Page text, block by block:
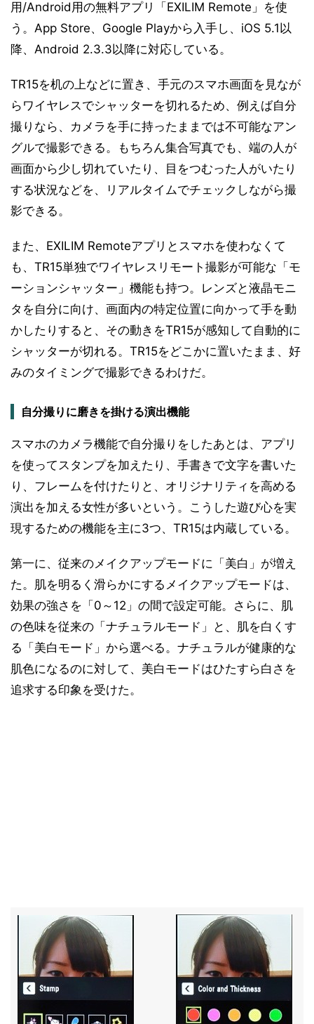
用/Android用の無料アプリ「EXILIM Remote」を使
う。App Store、Google Playから入手し、iOS 5.1以
降、Android 2.3.3以降に対応している。
TR15を机の上などに置き、手元のスマホ画面を見なが
らワイヤレスでシャッターを切れるため、例えば自分
撮りなら、カメラを手に持ったままでは不可能なアン
グルで撮影できる。もちろん集合写真でも、端の人が
画面から少し切れていたり、目をつむった人がいたり
する状況などを、リアルタイムでチェックしながら撮
影できる。
また、EXILIM Remoteアプリとスマホを使わなくて
も、TR15単独でワイヤレスリモート撮影が可能な「モ
ーションシャッター」機能も持つ。レンズと液晶モニ
タを自分に向け、画面内の特定位置に向かって手を動
かしたりすると、その動きをTR15が感知して自動的に
シャッターが切れる。TR15をどこかに置いたまま、好
みのタイミングで撮影できるわけだ。
自分撮りに磨きを掛ける演出機能
スマホのカメラ機能で自分撮りをしたあとは、アプリ
を使ってスタンプを加えたり、手書きで文字を書いた
り、フレームを付けたりと、オリジナリティを高める
演出を加える女性が多いという。こうした遊び心を実
現するための機能を主に3つ、TR15は内蔵している。
第一に、従来のメイクアップモードに「美白」が増え
た。肌を明るく滑らかにするメイクアップモードは、
効果の強さを「0～12」の間で設定可能。さらに、肌
の色味を従来の「ナチュラルモード」と、肌を白くす
る「美白モード」から選べる。ナチュラルが健康的な
肌色になるのに対して、美白モードはひたすら白さを
追求する印象を受けた。